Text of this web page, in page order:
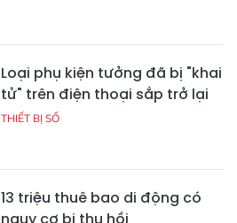
Loại phụ kiện tưởng đã bị "khai
tử" trên điện thoại sắp trở lại
THIẾT BỊ SỐ
13 triệu thuê bao di động có